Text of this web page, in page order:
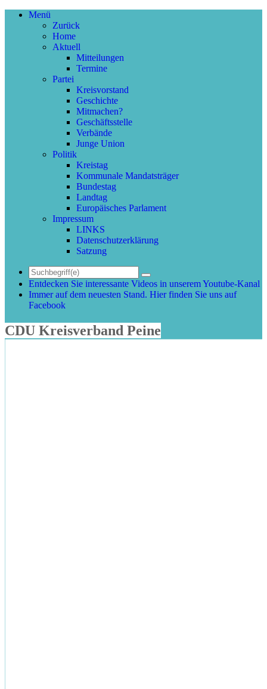
Menü
Zurück
Home
Aktuell
Mitteilungen
Termine
Partei
Kreisvorstand
Geschichte
Mitmachen?
Geschäftsstelle
Verbände
Junge Union
Politik
Kreistag
Kommunale Mandatsträger
Bundestag
Landtag
Europäisches Parlament
Impressum
LINKS
Datenschutzerklärung
Satzung
Entdecken Sie interessante Videos in unserem Youtube-Kanal
Immer auf dem neuesten Stand. Hier finden Sie uns auf
Facebook
CDU Kreisverband Peine